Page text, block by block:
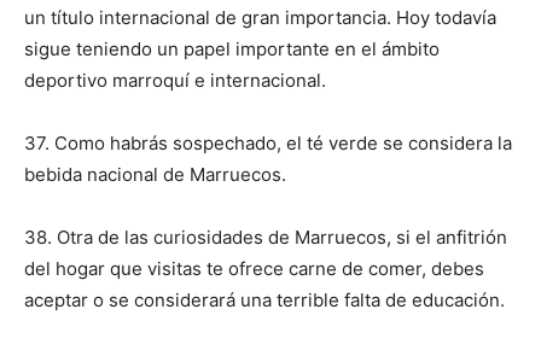
un título internacional de gran importancia. Hoy todavía
sigue teniendo un papel importante en el ámbito
deportivo marroquí e internacional.
37. Como habrás sospechado, el té verde se considera la
bebida nacional de Marruecos.
38. Otra de las curiosidades de Marruecos, si el anfitrión
del hogar que visitas te ofrece carne de comer, debes
aceptar o se considerará una terrible falta de educación.